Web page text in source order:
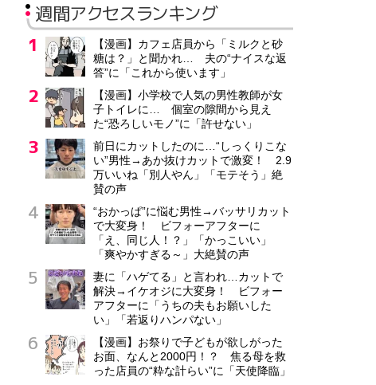
週間アクセスランキング
【漫画】カフェ店員から「ミルクと砂
糖は？」と聞かれ… 夫の“ナイスな返
答”に「これから使います」
【漫画】小学校で人気の男性教師が女
子トイレに… 個室の隙間から見え
た“恐ろしいモノ”に「許せない」
前日にカットしたのに…“しっくりこな
い”男性→あか抜けカットで激変！ 2.9
万いいね「別人やん」「モテそう」絶
賛の声
“おかっぱ”に悩む男性→バッサリカット
で大変身！ ビフォーアフターに
「え、同じ人！？」「かっこいい」
「爽やかすぎる～」大絶賛の声
妻に「ハゲてる」と言われ…カットで
解決→イケオジに大変身！ ビフォー
アフターに「うちの夫もお願いした
い」「若返りハンパない」
【漫画】お祭りで子どもが欲しがった
お面、なんと2000円！？ 焦る母を救
った店員の“粋な計らい”に「天使降臨」